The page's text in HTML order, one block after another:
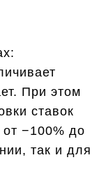
При этом
ставок
−100% до
так и для